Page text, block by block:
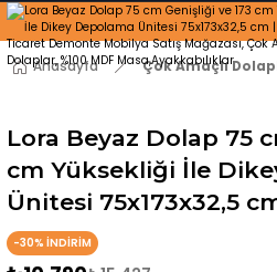
250₺ ve Üzeri
5'er cm Aralıklarla 35 cm'den 100
% 100 Mdf Tekerlekli Masa ile Uzun
Kaliteli hizmet, güvenli alışveriş
Anasayfa Çok Amaçlı
Lora Beyaz Dolap 75
cm Yüksekliği İle
Ünitesi 75x173x32,5
-30% İNDİRİM